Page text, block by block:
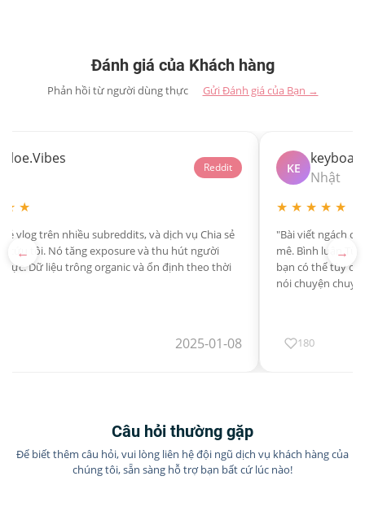
Đánh giá của Khách hàng
Phản hồi từ người dùng thực Gửi Đánh giá của Bạn →
←
Reddit
★ ★
sẻ vlog trên nhiều subreddits, và dịch vụ Chia sẻ
cứu tôi. Nó tăng exposure và thu hút người
Dữ liệu trông organic và ổn định theo thời
2025-01-08
KE
Nhật
★ ★ ★ ★ ★
"Bài viết ngách
mê. Bình luận
bạn có thể tùy
nói chuyện
180
→
Câu hỏi thường gặp
Để biết thêm câu hỏi, vui lòng liên hệ đội ngũ dịch vụ khách hàng của
chúng tôi, sẵn sàng hỗ trợ bạn bất cứ lúc nào!